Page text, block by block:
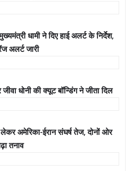
धामी ने दिए हाई अलर्ट के निर्देश,
अलर्ट जारी
धोनी की क्यूट बॉन्डिंग ने जीता दिल
अमेरिका-ईरान संघर्ष तेज, दोनों ओर
तनाव